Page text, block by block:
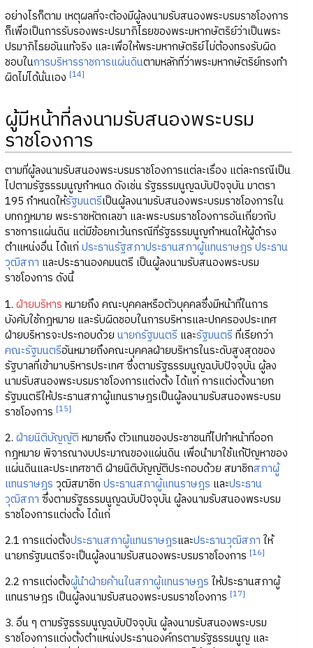
อย่างไรก็ตาม เหตุผลที่จะต้องมีผู้ลงนามรับสนองพระบรมราชโองการ
ก็เพื่อเป็นการรับรองพระปรมาภิไธยของพระมหากษัตริย์ว่าเป็นพระ
ปรมาภิไธยอันแท้จริง และเพื่อให้พระมหากษัตริย์ไม่ต้องทรงรับผิด
ชอบในการบริหารราชการแผ่นดินตามหลักที่ว่าพระมหากษัตริย์ทรงทำ
ผิดไม่ได้นั่นเอง [14]
ผู้มีหน้าที่ลงนามรับสนองพระบรม
ราชโองการ
ตามที่ผู้ลงนามรับสนองพระบรมราชโองการแต่ละเรื่อง แต่ละกรณีเป็น
ไปตามรัฐธรรมนูญกำหนด ดังเช่น รัฐธรรมนูญฉบับปัจจุบัน มาตรา
195 กำหนดให้รัฐมนตรีเป็นผู้ลงนามรับสนองพระบรมราชโองการใน
บทกฎหมาย พระราชหัตถเลขา และพระบรมราชโองการอันเกี่ยวกับ
ราชการแผ่นดิน แต่มีข้อยกเว้นกรณีที่รัฐธรรมนูญกำหนดให้ผู้ดำรง
ตำแหน่งอื่น ได้แก่ ประธานรัฐสภาประธานสภาผู้แทนราษฎร ประธาน
วุฒิสภา และประธานองคมนตรี เป็นผู้ลงนามรับสนองพระบรม
ราชโองการ ดังนี้
1. ฝ่ายบริหาร หมายถึง คณะบุคคลหรือตัวบุคคลซึ่งมีหน้าที่ในการ
บังคับใช้กฎหมาย และรับผิดชอบในการบริหารและปกครองประเทศ
ฝ่ายบริหารจะประกอบด้วย นายกรัฐมนตรี และรัฐมนตรี ที่เรียกว่า
คณะรัฐมนตรีอันหมายถึงคณะบุคคลฝ่ายบริหารในระดับสูงสุดของ
รัฐบาลที่เข้ามาบริหารประเทศ ซึ่งตามรัฐธรรมนูญฉบับปัจจุบัน ผู้ลง
นามรับสนองพระบรมราชโองการแต่งตั้ง ได้แก่ การแต่งตั้งนายก
รัฐมนตรีให้ประธานสภาผู้แทนราษฎรเป็นผู้ลงนามรับสนองพระบรม
ราชโองการ [15]
2. ฝ่ายนิติบัญญัติ หมายถึง ตัวแทนของประชาชนที่ไปทำหน้าที่ออก
กฎหมาย พิจารณางบประมาณของแผ่นดิน เพื่อนำมาใช้แก้ปัญหาของ
แผ่นดินและประเทศชาติ ฝ่ายนิติบัญญัติประกอบด้วย สมาชิกสภาผู้
แทนราษฎร วุฒิสมาชิก ประธานสภาผู้แทนราษฎร และประธาน
วุฒิสภา ซึ่งตามรัฐธรรมนูญฉบับปัจจุบัน ผู้ลงนามรับสนองพระบรม
ราชโองการแต่งตั้ง ได้แก่
2.1 การแต่งตั้งประธานสภาผู้แทนราษฎรและประธานวุฒิสภา ให้
นายกรัฐมนตรีจะเป็นผู้ลงนามรับสนองพระบรมราชโองการ [16]
2.2 การแต่งตั้งผู้นำฝ่ายค้านในสภาผู้แทนราษฎร ให้ประธานสภาผู้
แทนราษฎร เป็นผู้ลงนามรับสนองพระบรมราชโองการ [17]
3. อื่น ๆ ตามรัฐธรรมนูญฉบับปัจจุบัน ผู้ลงนามรับสนองพระบรม
ราชโองการแต่งตั้งตำแหน่งประธานองค์กรตามรัฐธรรมนูญ และ